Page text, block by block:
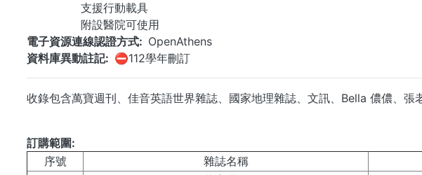
支援行動載具
附設醫院可使用
電子資源連線認證方式
OpenAthens
資料庫異動註記
⛔112學年刪訂
收錄包含萬寶週刊、佳音英語世界雜誌、國家地理雜誌、文訊、Bella 儂儂、
訂購範圍
序號
雜誌名稱